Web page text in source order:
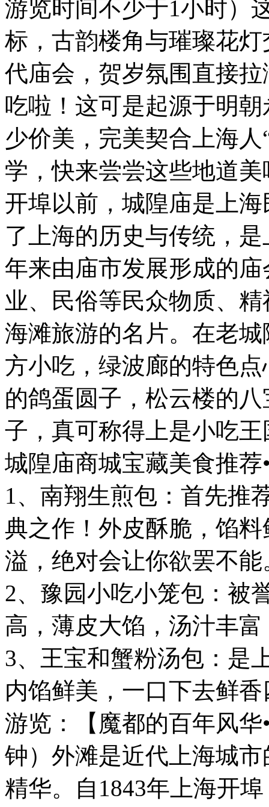
游览时间不少于1小时）
标，古韵楼角与璀璨花
代庙会，贺岁氛围直接
吃啦！这可是起源于明
少价美，完美契合上海
学，快来尝尝这些地道
开埠以前，城隍庙是上
了上海的历史与传统，
年来由庙市发展形成的
业、民俗等民众物质、
海滩旅游的名片。在老
方小吃，绿波廊的特色
的鸽蛋圆子，松云楼的
子，真可称得上是小吃
城隍庙商城宝藏美食推荐
1、南翔生煎包：首先推
典之作！外皮酥脆，馅
溢，绝对会让你欲罢不能
2、豫园小吃小笼包：被
高，薄皮大馅，汤汁丰
3、王宝和蟹粉汤包：是
内馅鲜美，一口下去鲜
游览：【魔都的百年风
钟）外滩是近代上海城
精华。自1843年上海开